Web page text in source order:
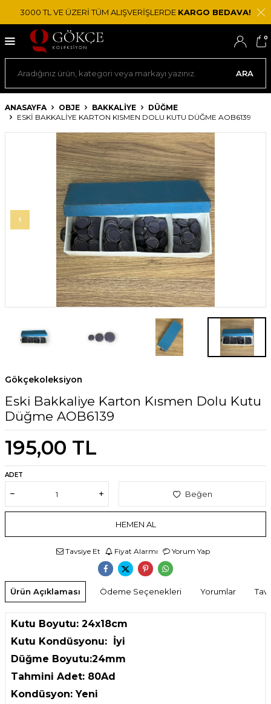
3000 TL VE ÜZERİ TÜM ALIŞVERİŞLERDE KARGO BEDAVA!
ARA
0
ANASAYFA OBJE BAKKALIYE
DÜĞME
ESKI BAKKALIYE KARTON KISMEN DOLU KUTU DÜĞME AOB6139
Gökçekoleksiyon
Eski Bakkaliye Karton Kısmen Dolu Kutu
Düğme AOB6139
195,00 TL
ADET
Beğen
HEMEN AL
Tavsiye Et Fiyat Alarmı Yorum Yap
Ürün Açıklaması Ödeme Seçenekleri Yorumlar
Kutu Boyutu: 24x18cm
Kutu Kondüsyonu: İyi
Düğme Boyutu:24mm
Tahmini Adet: 80Ad
Kondüsyon: Yeni